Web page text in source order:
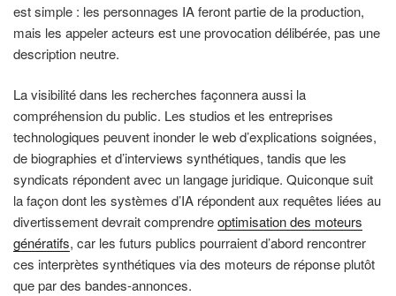
est simple : les personnages IA feront partie de la production,
mais les appeler acteurs est une provocation délibérée, pas une
description neutre.
La visibilité dans les recherches façonnera aussi la
compréhension du public. Les studios et les entreprises
technologiques peuvent inonder le web d’explications soignées,
de biographies et d’interviews synthétiques, tandis que les
syndicats répondent avec un langage juridique. Quiconque suit
la façon dont les systèmes d’IA répondent aux requêtes liées au
divertissement devrait comprendreoptimisation des moteurs
génératifs, car les futurs publics pourraient d’abord rencontrer
ces interprètes synthétiques via des moteurs de réponse plutôt
que par des bandes-annonces.